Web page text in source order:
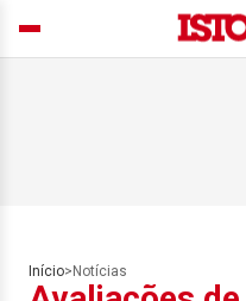
Início> Notícias